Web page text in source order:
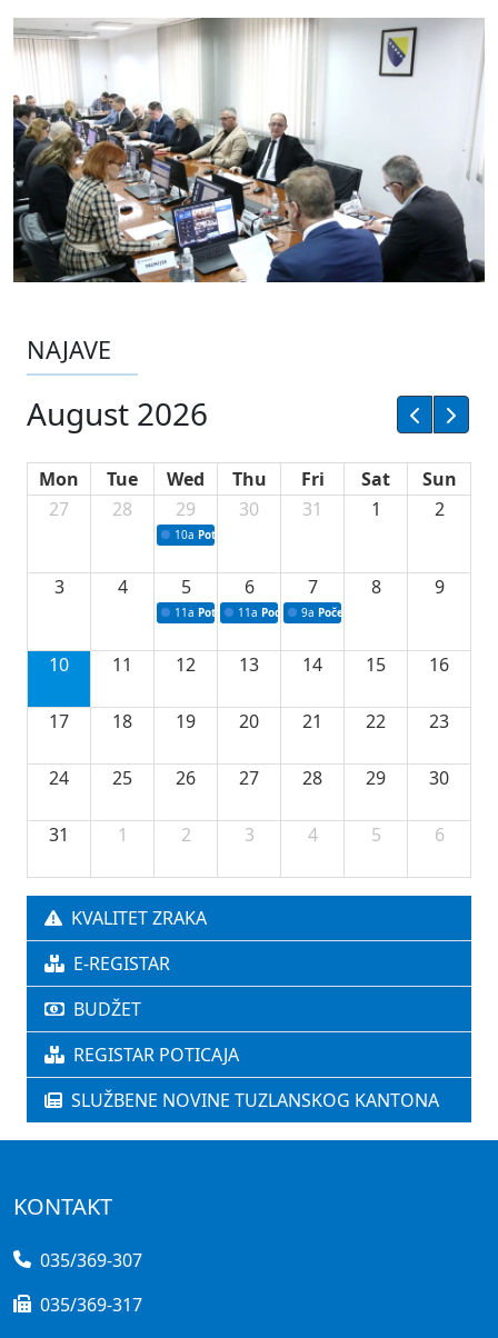
NAJAVE
August 2026
Mon Tue Wed Thu Fri Sat
Sun
27
28 29
10a Potpisivanje ugovora sa neprofitnim
30 31 1 2
3 4 5
11a Potpisivanje ugovora o stipendijama za
6
11a Podrška razvoju vodne infrastrukture u
7
9a Početak izgradnje nove
8 9
10 11 12 13 14 15 16
17 18 19 20 21 22 23
24 25 26 27 28 29 30
31 1 2 3 4 5 6
KVALITET ZRAKA
E-REGISTAR
BUDŽET
REGISTAR POTICAJA
SLUŽBENE NOVINE TUZLANSKOG KANTONA
KONTAKT
035/369-307
035/369-317